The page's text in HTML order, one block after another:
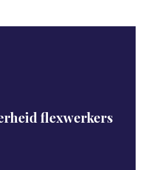
flexwerkers